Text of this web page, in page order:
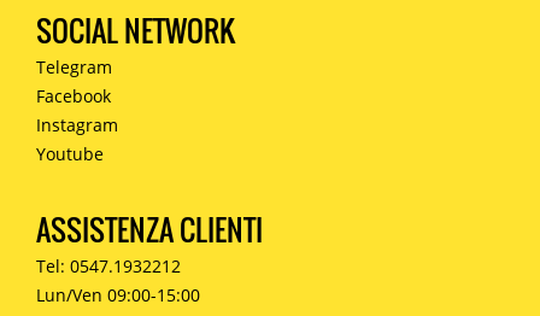
SOCIAL NETWORK
Telegram
Facebook
Instagram
Youtube
ASSISTENZA CLIENTI
Tel: 0547.1932212
Lun/Ven 09:00-15:00